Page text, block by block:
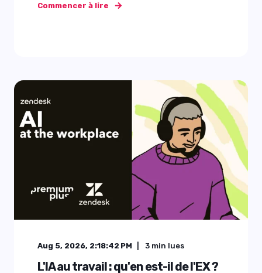
Commencer à lire
Aug 5, 2026, 2:18:42 PM 3 min lues
L'IA au travail : qu'en est-il de l'EX ?